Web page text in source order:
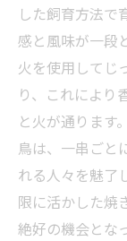
居酒
季節
ー
地元
地域
ー
焼き鳥を
焼き鳥
した飼育方法で
感と風味が一段
火を使用してじ
り、これにより
と火が通ります
鳥は、一串ごと
れる人々を魅了
限に活かした焼
絶好の機会とな